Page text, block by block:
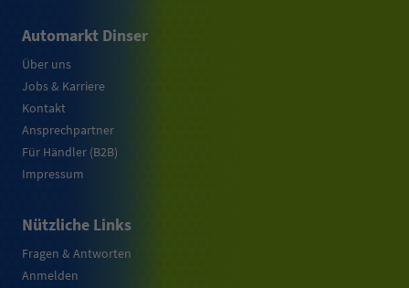
Automarkt Dinser
Über uns
Jobs & Karriere
Kontakt
Ansprechpartner
Für Händler (B2B)
Impressum
Nützliche Links
Fragen & Antworten
Anmelden